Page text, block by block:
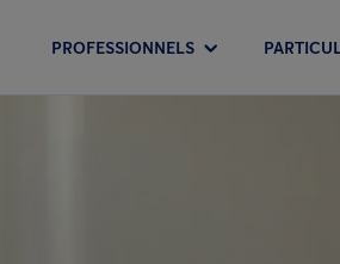
PROFESSIONNELS